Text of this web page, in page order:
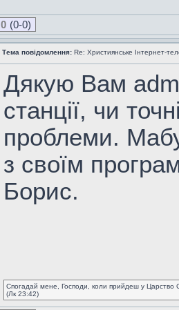
0 (0-0)
Тема повідомлення: Re: Християнське Інтернет-
Дякую Вам
станції, чи
проблеми.
з своїм
Борис.
Спогадай мене, Господи, коли прийдеш у Царство
(Лк 23:42)